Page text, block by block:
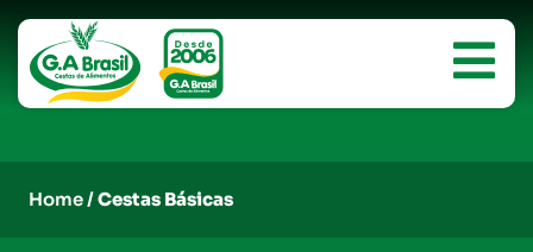
Home /Cestas Básicas